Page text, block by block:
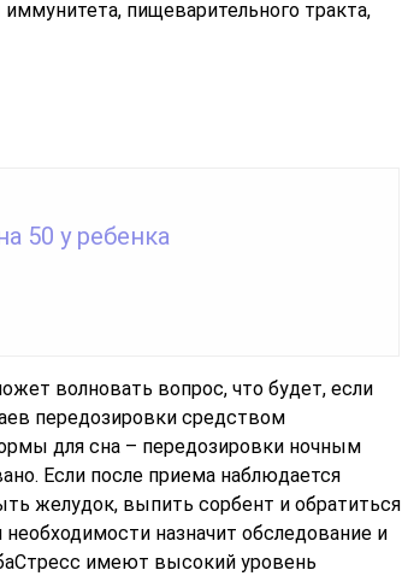
пищеварительного тракта,
50 у ребенка
волновать вопрос, что будет, если
передозировки средством
для сна – передозировки ночным
Если после приема наблюдается
желудок, выпить сорбент и обратиться
назначит обследование и
имеют высокий уровень